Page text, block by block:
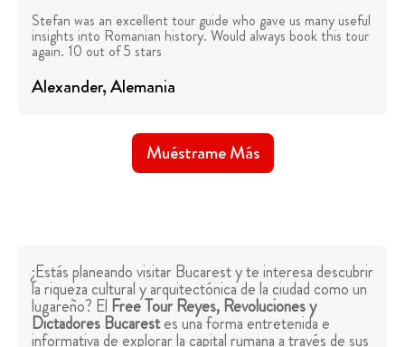
Stefan was an excellent tour guide who gave us many useful
insights into Romanian history. Would always book this tour
again. 10 out of 5 stars
Alexander, Alemania
Muéstrame Más
¿Estás planeando visitar Bucarest y te interesa descubrir
la riqueza cultural y arquitectónica de la ciudad como un
lugareño? El Free Tour Reyes, Revoluciones y
Dictadores Bucarestes una forma entretenida e
informativa de explorar la capital rumana a través de sus